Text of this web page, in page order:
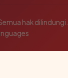
hak dilindungi.